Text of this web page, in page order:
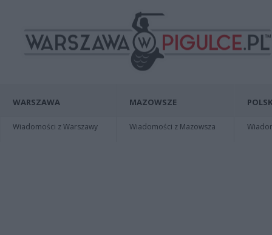
WARSZAWA
Wiadomości z Warszawy
MAZOWSZE
Wiadomości z Mazowsza